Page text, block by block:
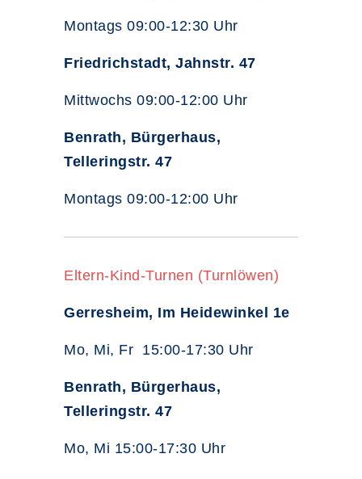
Montags 09:00-12:30 Uhr
Friedrichstadt, Jahnstr. 47
Mittwochs 09:00-12:00 Uhr
Benrath, Bürgerhaus,
Telleringstr. 47
Montags 09:00-12:00 Uhr
Eltern-Kind-Turnen (Turnlöwen)
Gerresheim, Im Heidewinkel 1e
Mo, Mi, Fr 15:00-17:30 Uhr
Benrath, Bürgerhaus,
Telleringstr. 47
Mo, Mi 15:00-17:30 Uhr